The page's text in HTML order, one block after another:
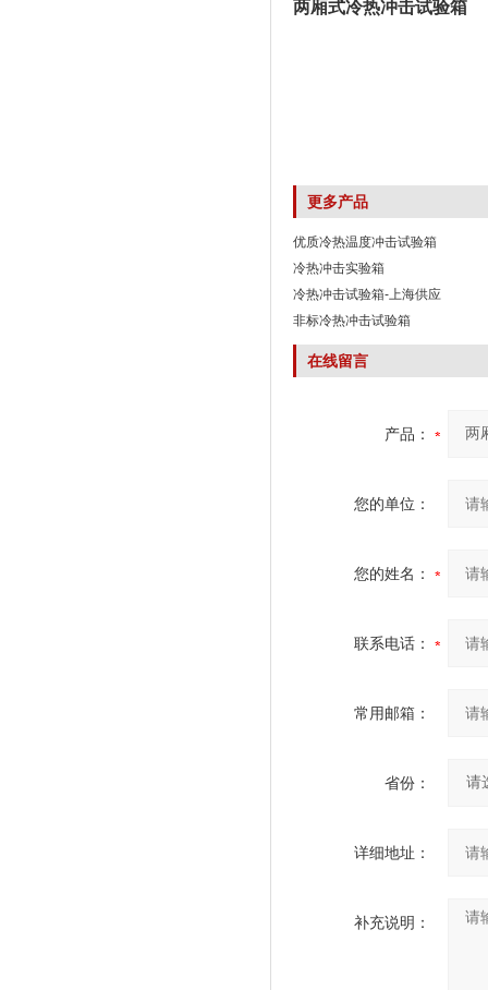
两厢式冷热冲击试验箱
更多产品
优质冷热温度冲击试验箱
冷热冲击实验箱
冷热冲击试验箱-上海供应
非标冷热冲击试验箱
在线留言
产品：
您的单位：
您的姓名：
联系电话：
常用邮箱：
省份：
详细地址：
补充说明：